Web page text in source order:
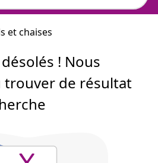
et chaises
! Nous
trouver de résultat